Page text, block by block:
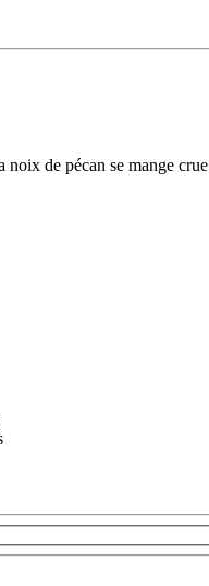
noix de pécan se mange crue